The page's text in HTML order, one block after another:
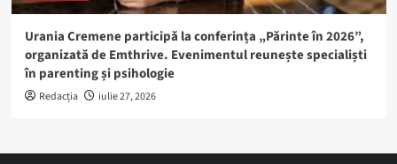
Urania Cremene participă la conferința „Părinte în 2026”,
organizată de Emthrive. Evenimentul reunește specialiști
în parenting și psihologie
Redacția iulie 27, 2026